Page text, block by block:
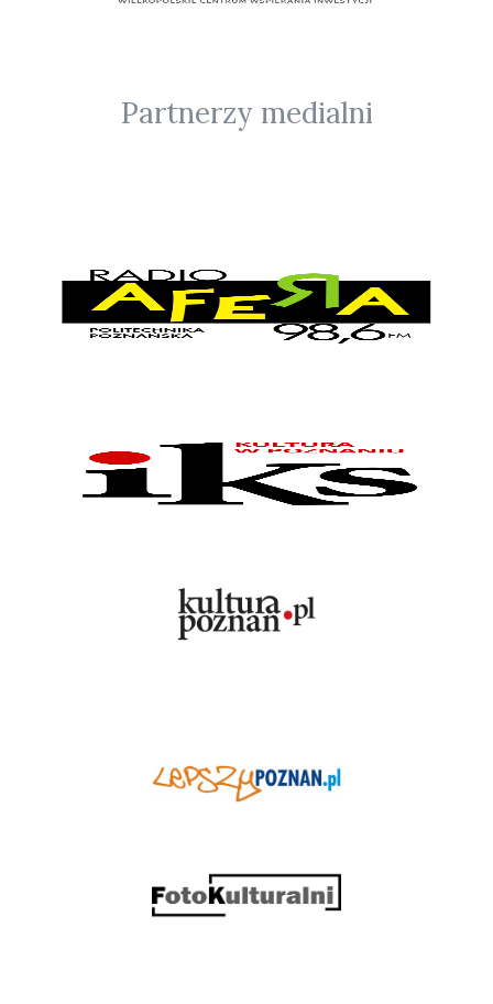
Partnerzy medialni